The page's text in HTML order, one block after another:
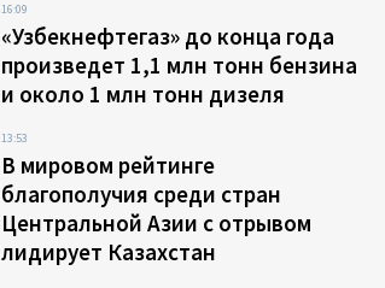
16:09
«Узбекнефтегаз» до конца года
произведет 1,1 млн тонн бензина
и около 1 млн тонн дизеля
13:53
В мировом рейтинге
благополучия среди стран
Центральной Азии с отрывом
лидирует Казахстан